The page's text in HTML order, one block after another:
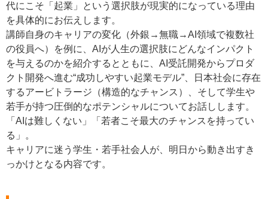
代にこそ「起業」という選択肢が現実的になっている理由
を具体的にお伝えします。
講師自身のキャリアの変化（外銀→無職→AI領域で複数社
の役員へ）を例に、AIが人生の選択肢にどんなインパクト
を与えるのかを紹介するとともに、AI受託開発からプロダ
クト開発へ進む“成功しやすい起業モデル”、日本社会に存在
するアービトラージ（構造的なチャンス）、そして学生や
若手が持つ圧倒的なポテンシャルについてお話しします。
「AIは難しくない」「若者こそ最大のチャンスを持ってい
る」。
キャリアに迷う学生・若手社会人が、明日から動き出すき
っかけとなる内容です。